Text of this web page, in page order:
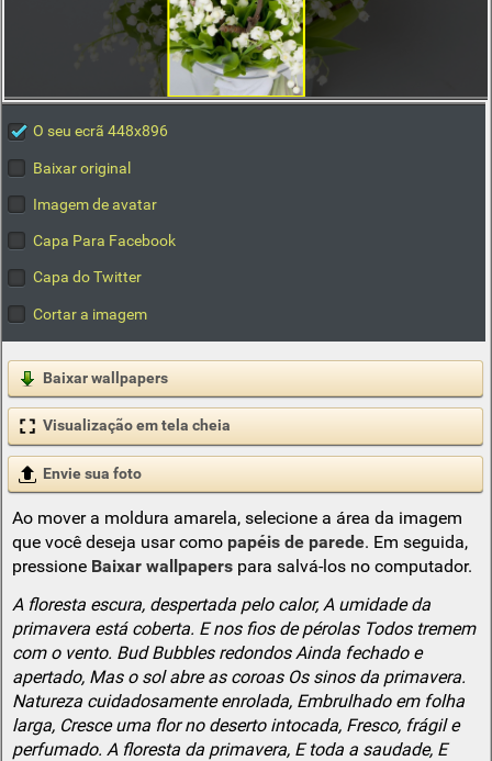
O seu ecrã 448x896
Baixar original
Imagem de avatar
Capa Para Facebook
Capa do Twitter
Cortar a imagem
Baixar wallpapers
Visualização em tela cheia
Envie sua foto
Ao mover a moldura amarela, selecione a área da imagem
que você deseja usar como papéis de parede. Em seguida,
pressione Baixar wallpaperspara salvá-los no computador.
A floresta escura, despertada pelo calor, A umidade da
primavera está coberta. E nos fios de pérolas Todos tremem
com o vento. Bud Bubbles redondos Ainda fechado e
apertado, Mas o sol abre as coroas Os sinos da primavera.
Natureza cuidadosamente enrolada, Embrulhado em folha
larga, Cresce uma flor no deserto intocada, Fresco, frágil e
perfumado. A floresta da primavera, E toda a saudade, E